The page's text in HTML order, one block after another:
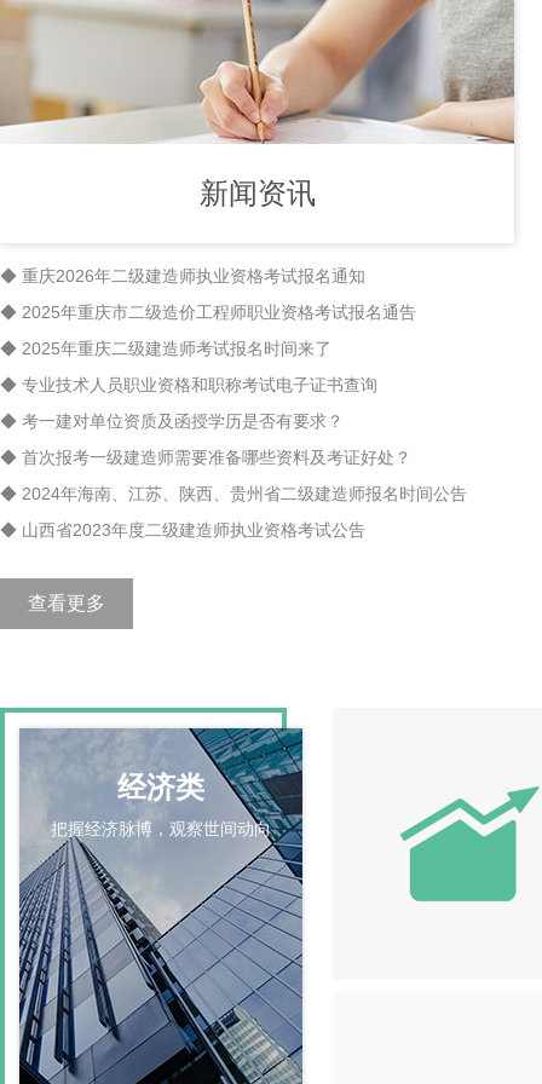
新闻资讯
◆ 重庆2026年二级建造师执业资格考试报名通知
◆ 2025年重庆市二级造价工程师职业资格考试报名通告
◆ 2025年重庆二级建造师考试报名时间来了
◆ 专业技术人员职业资格和职称考试电子证书查询
◆ 考一建对单位资质及函授学历是否有要求？
◆ 首次报考一级建造师需要准备哪些资料及考证好处？
◆ 2024年海南、江苏、陕西、贵州省二级建造师报名时间公告
◆ 山西省2023年度二级建造师执业资格考试公告
查看更多
经济类
把握经济脉博，观察世间动向